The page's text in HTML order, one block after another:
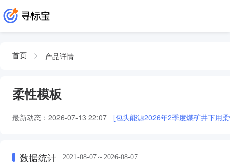
首页 产品详情
柔性模板
最新动态： 2026-07-13 22:07 [包头能源2026年2季度煤矿井下用
数据统计 2021-08-07～2026-08-07